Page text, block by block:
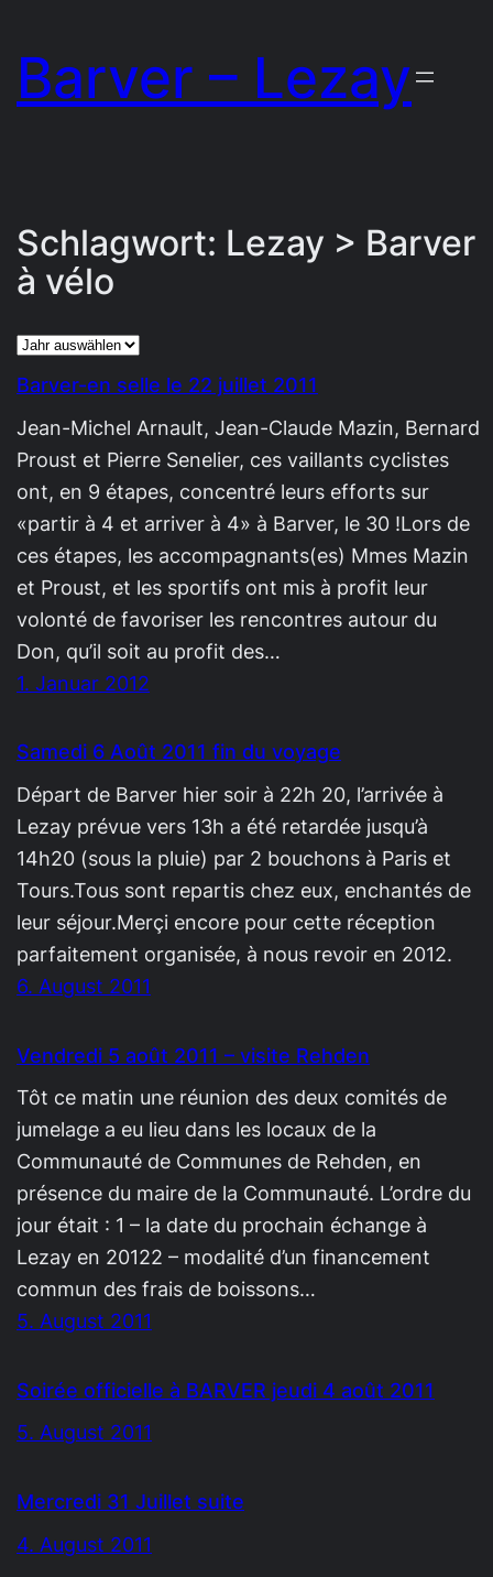
Inhalt
springen
Barver – Lezay
Schlagwort: Lezay > Barver
à vélo
Archiv
Barver-en selle le 22 juillet 2011
Jean-Michel Arnault, Jean-Claude Mazin, Bernard
Proust et Pierre Senelier, ces vaillants cyclistes
ont, en 9 étapes, concentré leurs efforts sur
«partir à 4 et arriver à 4» à Barver, le 30 !Lors de
ces étapes, les accompagnants(es) Mmes Mazin
et Proust, et les sportifs ont mis à profit leur
volonté de favoriser les rencontres autour du
Don, qu’il soit au profit des…
1. Januar 2012
Samedi 6 Août 2011 fin du voyage
Départ de Barver hier soir à 22h 20, l’arrivée à
Lezay prévue vers 13h a été retardée jusqu’à
14h20 (sous la pluie) par 2 bouchons à Paris et
Tours.Tous sont repartis chez eux, enchantés de
leur séjour.Merçi encore pour cette réception
parfaitement organisée, à nous revoir en 2012.
6. August 2011
Vendredi 5 août 2011 – visite Rehden
Tôt ce matin une réunion des deux comités de
jumelage a eu lieu dans les locaux de la
Communauté de Communes de Rehden, en
présence du maire de la Communauté. L’ordre du
jour était : 1 – la date du prochain échange à
Lezay en 20122 – modalité d’un financement
commun des frais de boissons…
5. August 2011
Soirée officielle à BARVER jeudi 4 août 2011
5. August 2011
Mercredi 31 Juillet suite
4. August 2011